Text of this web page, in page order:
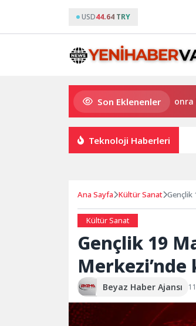
USD44.64 TRY
Son Eklenenler
Özellikle yağlı yemeklerden sonra
Teknoloji Haberleri
Ana Sayfa Kültür Sanat Gençlik
Kültür Sanat
Gençlik 19
Beyaz Haber Ajansı